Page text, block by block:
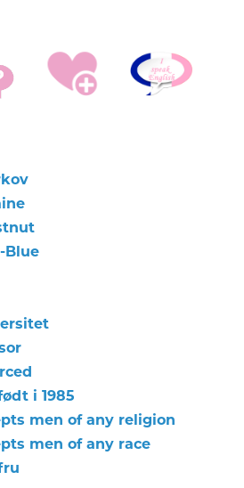
Blue
i 1985
men of any religion
men of any race